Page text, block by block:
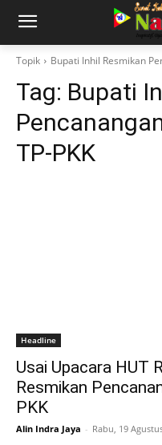
Topik Bupati Inhil Resmikan
Tag: Bupati
TP-PKK
Headline
Usai Upacara HUT
Resmikan
PKK
Alin Indra Jaya - Rabu, 19